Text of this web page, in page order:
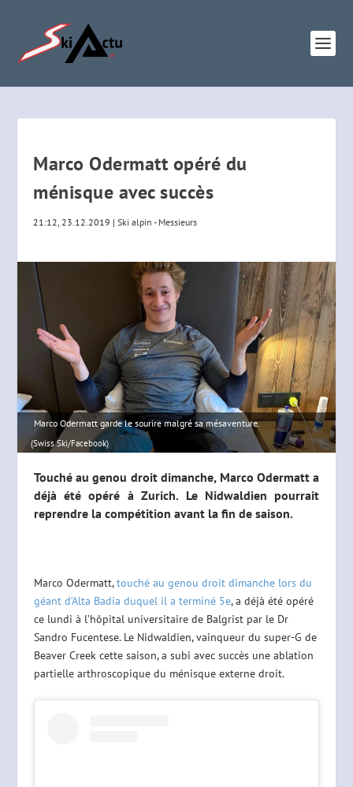
Marco Odermatt opéré du
ménisque avec succès
21:12, 23.12.2019 |Ski alpin - Messieurs
Marco Odermatt garde le sourire malgré sa mésaventure.
(Swiss Ski/Facebook)
Touché au genou droit dimanche, Marco Odermatt a
déjà été opéré à Zurich. Le Nidwaldien pourrait
reprendre la compétition avant la fin de saison.
Marco Odermatt,touché au genou droit dimanche lors du
géant d’Alta Badia duquel il a terminé 5e, a déjà été opéré
ce lundi à l’hôpital universitaire de Balgrist par le Dr
Sandro Fucentese. Le Nidwaldien, vainqueur du super-G de
Beaver Creek cette saison, a subi avec succès une ablation
partielle arthroscopique du ménisque externe droit.